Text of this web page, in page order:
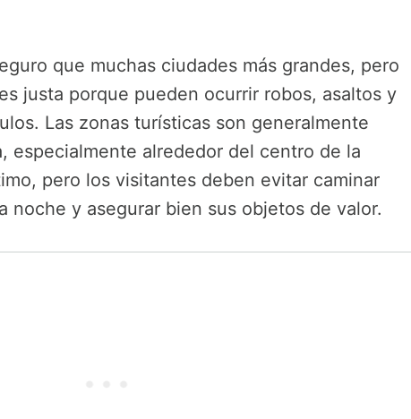
que muchas ciudades más grandes, pero
justa porque pueden ocurrir robos, asaltos y
Las zonas turísticas son generalmente
especialmente alrededor del centro de la
pero los visitantes deben evitar caminar
noche y asegurar bien sus objetos de valor.